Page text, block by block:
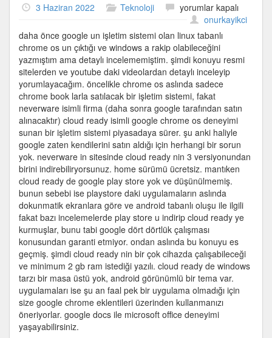
3 Haziran 2022 Teknoloji
Chrome
OS
ile
ilgili
detaylı
bilgiler
için
yorumlar kapalı
onurkayikci
daha önce google un işletim sistemi olan linux tabanlı
chrome os un çıktığı ve windows a rakip olabileceğini
yazmıştım ama detaylı incelememiştim. şimdi konuyu resmi
sitelerden ve youtube daki videolardan detaylı inceleyip
yorumlayacağım. öncelikle chrome os aslında sadece
chrome book larla satılacak bir işletim sistemi, fakat
neverware isimli firma (daha sonra google tarafından satın
alınacaktır) cloud ready isimli google chrome os deneyimi
sunan bir işletim sistemi piyasadaya sürer. şu anki haliyle
google zaten kendilerini satın aldığı için herhangi bir sorun
yok. neverware in sitesinde cloud ready nin 3 versiyonundan
birini indirebiliryorsunuz. home sürümü ücretsiz. mantıken
cloud ready de google play store yok ve düşünülmemiş.
bunun sebebi ise playstore daki uygulamaların aslında
dokunmatik ekranlara göre ve android tabanlı oluşu ile ilgili
fakat bazı incelemelerde play store u indirip cloud ready ye
kurmuşlar, bunu tabi google dört dörtlük çalışması
konusundan garanti etmiyor. ondan aslında bu konuyu es
geçmiş. şimdi cloud ready nin bir çok cihazda çalışabileceği
ve minimum 2 gb ram istediği yazılı. cloud ready de windows
tarzı bir masa üstü yok, android görünümlü bir tema var.
uygulamaları ise şu an faal pek bir uygulama olmadığı için
size google chrome eklentileri üzerinden kullanmanızı
öneriyorlar. google docs ile microsoft office deneyimi
yaşayabilirsiniz.